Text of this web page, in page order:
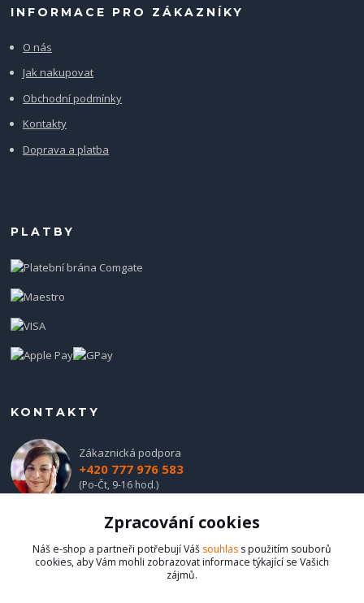
INFORMACE PRO ZÁKAZNÍKY
O nás
Jak nakupovat
Obchodní podmínky
Kontakty
Doprava a platba
PLATBY
KONTAKTY
Zákaznická podpora
+420 777 976 583
(Po-Čt, 9-16 hod.)
obchod@hadladla.cz
Zpracování cookies
Náš e-shop a partneři potřebují Váš souhlas s použitím souborů
cookies, aby Vám mohli zobrazovat informace týkající se Vašich
zájmů.